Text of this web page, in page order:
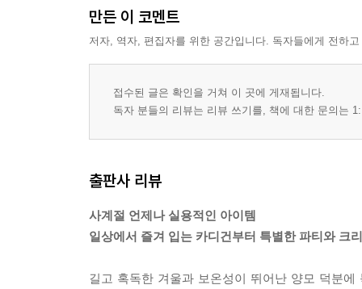
만든 이 코멘트
저자, 역자, 편집자를 위한 공간입니다. 독자들에게 전하
접수된 글은 확인을 거쳐 이 곳에 게재됩니다.
독자 분들의 리뷰는 리뷰 쓰기를, 책에 대한 문의는
출판사 리뷰
사계절 언제나 실용적인 아이템
일상에서 즐겨 입는 카디건부터 특별한 파티와 크
길고 혹독한 겨울과 보온성이 뛰어난 양모 덕분